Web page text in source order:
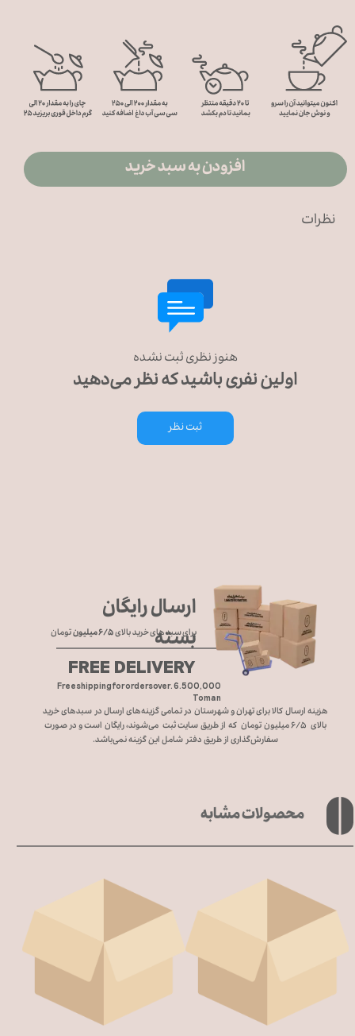
افزودن به سبد خرید
نظرات
هنوز نظری ثبت نشده
اولین نفری باشید که نظر می‌دهید
ثبت نظر
ارسال رایگان
بسته
برای سبد های خرید بالای۶/۵ میلیون تومان
FREE DELIVERY
Free shipping for orders over. 6.500,000
Toman
هزینه ارسال کالا برای تهران و شهرستان در تمامی گزینه‌های ارسال در سبد‌های خرید
بالای ۶/۵ میلیون تومان که از طریق سایت ثبت می‌شوند، رایگان است و در صورت
سفارش‌گذاری از طریق دفتر شامل این گزینه نمی‌باشد.
محصولات مشابه